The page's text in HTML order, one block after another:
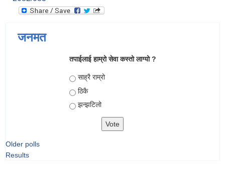
जनमत
तपाईलाई हाम्रो सेवा कस्तो लाग्यो ?
Choices
साह्रै राम्रो
ठिकै
झन्झटिलो
Older polls
Results